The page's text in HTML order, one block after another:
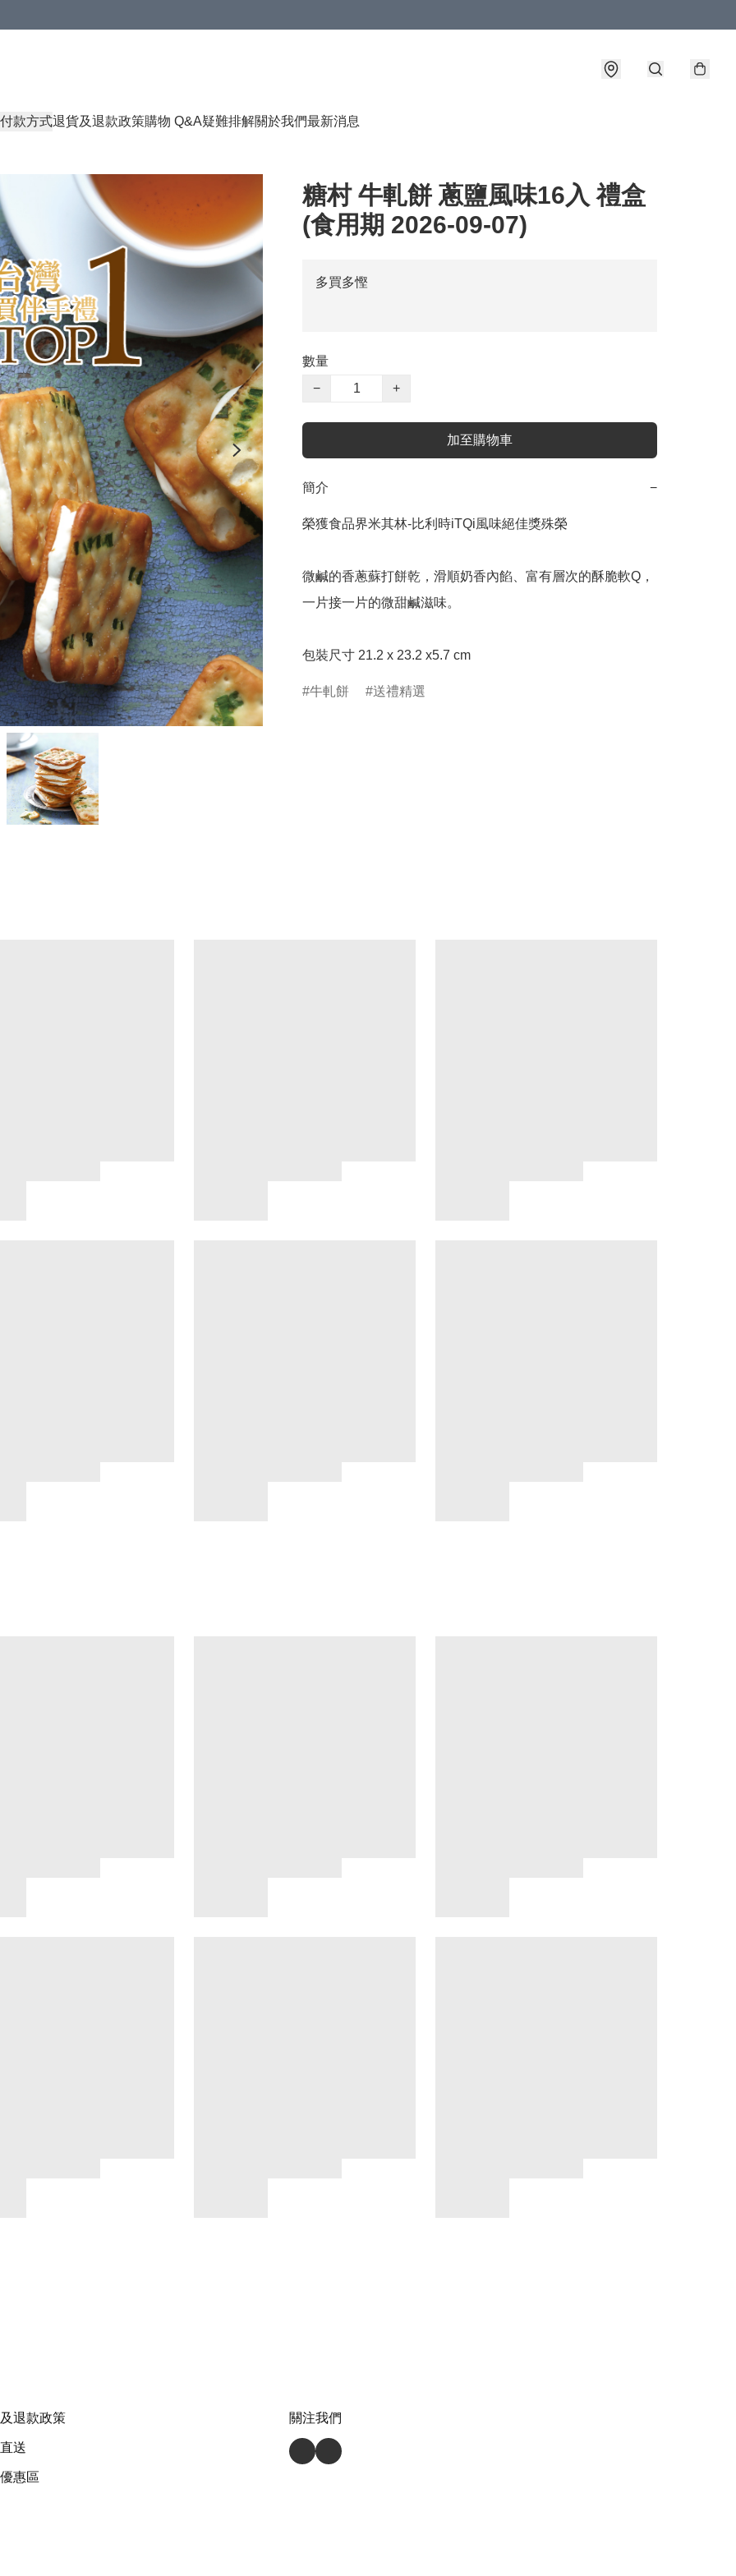
付款方式退貨及退款政策購物 Q&A疑難排解關於我們最新消息
糖村 牛軋餅 蔥鹽風味16入 禮盒
(食用期 2026-09-07)
多買多慳
數量
−
+
加至購物車
簡介 −
榮獲食品界米其林-比利時iTQi風味絕佳獎殊榮
微鹹的香蔥蘇打餅乾，滑順奶香內餡、富有層次的酥脆軟Q，
一片接一片的微甜鹹滋味。
包裝尺寸 21.2 x 23.2 x5.7 cm
牛軋餅 送禮精選
退款政策
送
惠區
關注我們